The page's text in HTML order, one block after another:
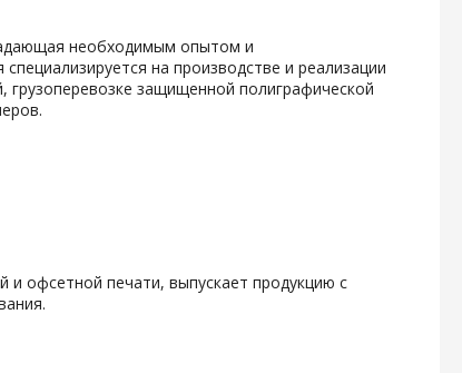
необходимым опытом и
на производстве и реализации
защищенной полиграфической
и офсетной печати, выпускает продукцию с